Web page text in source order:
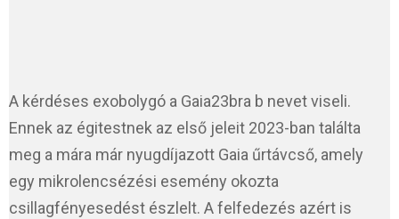
A kérdéses exobolygó a Gaia23bra b nevet viseli.
Ennek az égitestnek az első jeleit 2023-ban találta
meg a mára már nyugdíjazott Gaia űrtávcső, amely
egy mikrolencsézési esemény okozta
csillagfényesedést észlelt. A felfedezés azért is